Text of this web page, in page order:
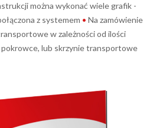
można wykonać wiele grafik -
z systemem • Na zamówienie
w zależności od ilości
pokrowce, lub skrzynie transportowe